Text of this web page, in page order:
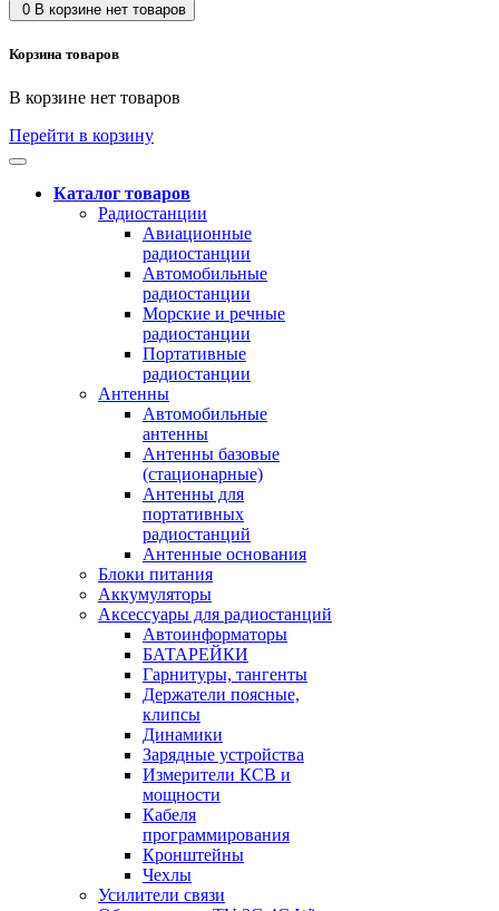
0 В корзине нет товаров
Корзина товаров
В корзине нет товаров
Перейти в корзину
Каталог товаров
Радиостанции
Авиационные
радиостанции
Автомобильные
радиостанции
Морские и речные
радиостанции
Портативные
радиостанции
Антенны
Автомобильные
антенны
Антенны базовые
(стационарные)
Антенны для
портативных
радиостанций
Антенные основания
Блоки питания
Аккумуляторы
Аксессуары для радиостанций
Автоинформаторы
БАТАРЕЙКИ
Гарнитуры, тангенты
Держатели поясные,
клипсы
Динамики
Зарядные устройства
Измерители КСВ и
мощности
Кабеля
программирования
Кронштейны
Чехлы
Усилители связи